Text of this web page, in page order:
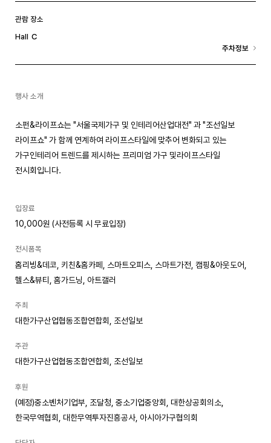
관람 장소
Hall C
주차정보
행사 소개
소펀&라이프쇼는 "서울국제가구 및 인테리어산업대전" 과 "조선일보
라이프쇼" 가 함께 연계하여 라이프스타일에 맞추어 변화되고 있는
가구인테리어 트렌드를 제시하는 프리미엄 가구 및라이프스타일
전시회입니다.
입장료
10,000원 (사전등록 시 무료입장)
전시품목
홈리빙&데코, 키친&홈카페, 스마트오피스, 스마트가전, 캠핑&아웃도어,
헬스&뷰티, 홈가드닝, 아트갤러
주최
대한가구산업협동조합연합회, 조선일보
주관
대한가구산업협동조합연합회, 조선일보
후원
(예정)중소벤처기업부, 조달청, 중소기업중앙회, 대한상공회의소,
한국무역협회, 대한무역투자진흥공사, 아시아가구협의회